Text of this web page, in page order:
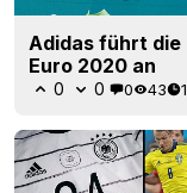
Adidas führt die
Euro 2020 an
0 0 0 43